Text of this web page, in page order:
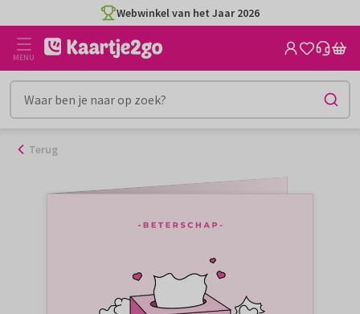
naar
inhoud
Webwinkel van het Jaar 2026
MENU
Terug